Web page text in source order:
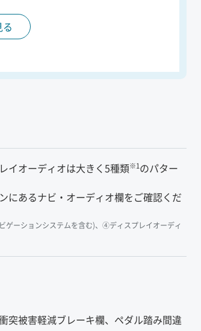
イオーディオは大きく5種類※1のパター
にあるナビ・オーディオ欄をご確認くだ
ーションシステムを含む)、④ディスプレイオーディ
突被害軽減ブレーキ欄、ペダル踏み間違